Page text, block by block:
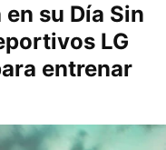
su Día Sin
LG
entrenar